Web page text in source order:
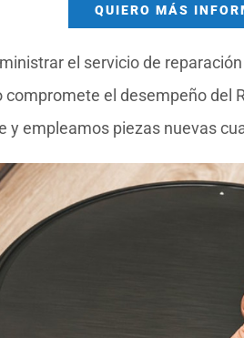
QUIERO MÁS
el servicio de
el desempeño del
y empleamos piezas nuevas